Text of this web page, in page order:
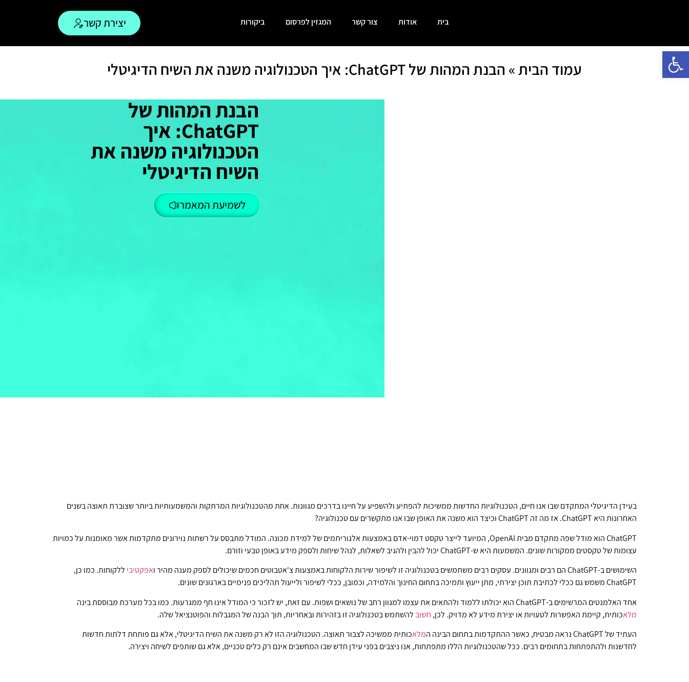
בית אודות צור קשר המגזין לפרסום ביקורות יצירת קשר
עמוד הבית» הבנת המהות של ChatGPT: איך הטכנולוגיה משנה את השיח הדיגיטלי
הבנת המהות של
ChatGPT: איך
הטכנולוגיה משנה את
השיח הדיגיטלי
לשמיעת המאמר
בעידן הדיגיטלי המתקדם שבו אנו חיים, הטכנולוגיות החדשות ממשיכות להפתיע ולהשפיע על חיינו בדרכים מגוונות. אחת מהטכנולוגיות המרתקות והמשמעותיות ביותר שצוברת תאוצה בשנים
האחרונות היא ChatGPT. אז מה זה ChatGPT וכיצד הוא משנה את האופן שבו אנו מתקשרים עם טכנולוגיה?
ChatGPT הוא מודל שפה מתקדם מבית OpenAI, המיועד לייצר טקסט דמוי-אדם באמצעות אלגוריתמים של למידת מכונה. המודל מתבסס על רשתות נוירונים מתקדמות אשר מאומנות על כמויות
עצומות של טקסטים ממקורות שונים. המשמעות היא ש-ChatGPT יכול להבין ולהגיב לשאלות, לנהל שיחות ולספק מידע באופן טבעי וזורם.
השימושים ב-ChatGPT הם רבים ומגוונים. עסקים רבים משתמשים בטכנולוגיה זו לשיפור שירות הלקוחות באמצעות צ'אטבוטים חכמים שיכולים לספק מענה מהיר ו
אפקטיבי ללקוחות. כמו כן,
ChatGPT משמש גם ככלי לכתיבת תוכן יצירתי, מתן ייעוץ ותמיכה בתחום החינוך והלמידה, וכמובן, ככלי לשיפור ולייעול תהליכים פנימיים בארגונים שונים.
אחד האלמנטים המרשימים ב-ChatGPT הוא יכולתו ללמוד ולהתאים את עצמו למגוון רחב של נושאים ושפות. עם זאת, יש לזכור כי המודל אינו חף ממגרעות. כמו בכל מערכת מבוססת בינה
מלאכותית, קיימת האפשרות לטעויות או יצירת מידע לא מדויק. לכן, חשובלהשתמש בטכנולוגיה זו בזהירות ובאחריות, תוך הבנה של המגבלות והפוטנציאל שלה.
העתיד של ChatGPT נראה מבטיח, כאשר ההתקדמות בתחום הבינה ה
מלאכותית ממשיכה לצבור תאוצה. הטכנולוגיה הזו לא רק משנה את השיח הדיגיטלי, אלא גם פותחת דלתות חדשות
לחדשנות ולהתפתחות בתחומים רבים. ככל שהטכנולוגיות הללו מתפתחות, אנו ניצבים בפני עידן חדש שבו המחשבים אינם רק כלים טכניים, אלא גם שותפים לשיחה ויצירה.
פתח סרגל נגישות